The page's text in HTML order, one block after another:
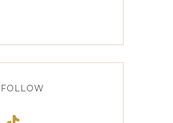
FOLLOW
TikTok